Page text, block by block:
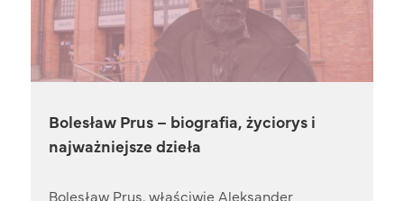
Bolesław Prus – biografia, życiorys i
najważniejsze dzieła
Bolesław Prus, właściwie Aleksander